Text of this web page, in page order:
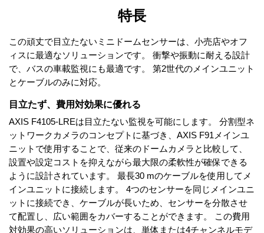
特長
この頑丈で目立たないミニドームセンサーは、小売店やオフ
ィスに最適なソリューションです。 衝撃や振動に耐える設計
で、バスの車載監視にも最適です。 第2世代のメインユニット
とケーブルのみに対応。
目立たず、費用対効果に優れる
AXIS F4105-LREは目立たない監視を可能にします。 分割型ネ
ットワークカメラのコンセプトに基づき、AXIS F91メインユ
ニットで使用することで、従来のドームカメラと比較して、
設置や設定コストを抑えながら最大限の柔軟性が確保できる
ように設計されています。 最長30 mのケーブルを使用してメ
インユニットに接続します。 4つのセンサーを同じメインユニ
ットに接続でき、ケーブルが長いため、センサーを分散させ
て配置し、広い範囲をカバーすることができます。 この費用
対効果の高いソリューションは、単体または4チャンネルモデ